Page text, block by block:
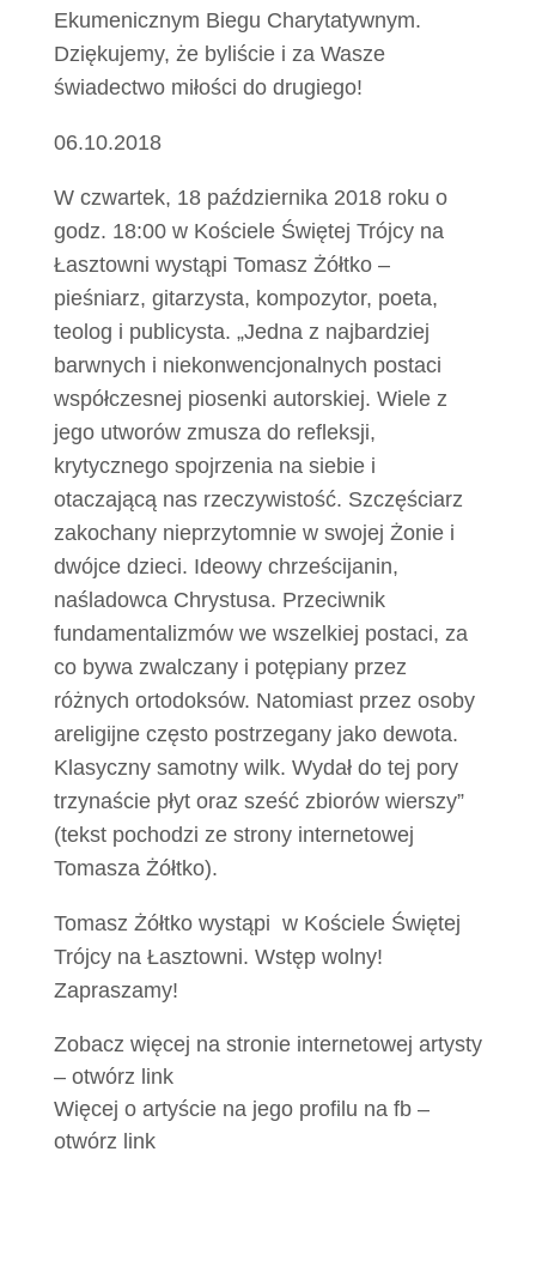
Ekumenicznym Biegu Charytatywnym.
Dziękujemy, że byliście i za Wasze
świadectwo miłości do drugiego!
06.10.2018
W czwartek, 18 października 2018 roku o
godz. 18:00 w Kościele Świętej Trójcy na
Łasztowni wystąpi Tomasz Żółtko –
pieśniarz, gitarzysta, kompozytor, poeta,
teolog i publicysta. „Jedna z najbardziej
barwnych i niekonwencjonalnych postaci
współczesnej piosenki autorskiej. Wiele z
jego utworów zmusza do refleksji,
krytycznego spojrzenia na siebie i
otaczającą nas rzeczywistość. Szczęściarz
zakochany nieprzytomnie w swojej Żonie i
dwójce dzieci. Ideowy chrześcijanin,
naśladowca Chrystusa. Przeciwnik
fundamentalizmów we wszelkiej postaci, za
co bywa zwalczany i potępiany przez
różnych ortodoksów. Natomiast przez osoby
areligijne często postrzegany jako dewota.
Klasyczny samotny wilk. Wydał do tej pory
trzynaście płyt oraz sześć zbiorów wierszy”
(tekst pochodzi ze strony internetowej
Tomasza Żółtko).
Tomasz Żółtko wystąpi w Kościele Świętej
Trójcy na Łasztowni. Wstęp wolny!
Zapraszamy!
Zobacz więcej na stronie internetowej artysty
– otwórz link
Więcej o artyście na jego profilu na fb –
otwórz link